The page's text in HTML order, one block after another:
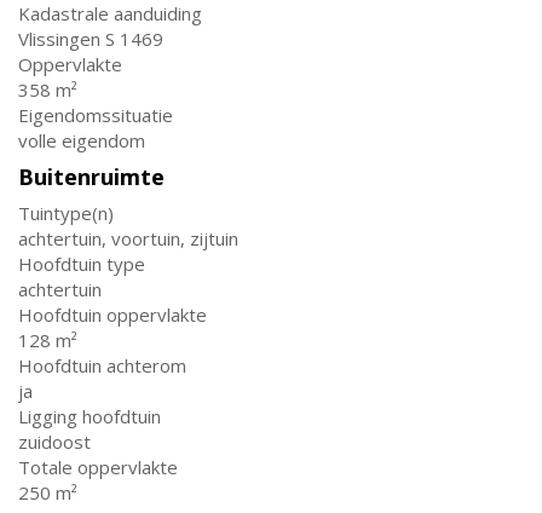
Kadastrale aanduiding
Vlissingen S 1469
Oppervlakte
358 m²
Eigendomssituatie
volle eigendom
Buitenruimte
Tuintype(n)
achtertuin, voortuin, zijtuin
Hoofdtuin type
achtertuin
Hoofdtuin oppervlakte
128 m²
Hoofdtuin achterom
ja
Ligging hoofdtuin
zuidoost
Totale oppervlakte
250 m²